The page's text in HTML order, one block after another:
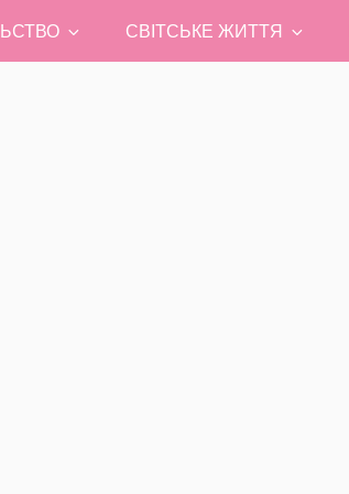
СВІТСЬКЕ ЖИТТЯ